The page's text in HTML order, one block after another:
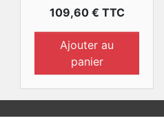
Prix
109,60 € TTC
Ajouter au
panier